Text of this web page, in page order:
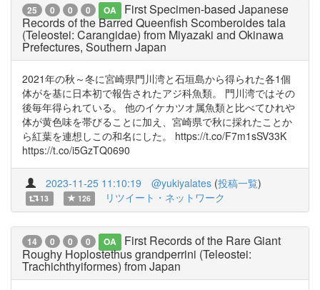
25 0 0 0 OA
First Specimen-based Japanese
Records of the Barred Queenfish Scomberoides tala
(Teleostei: Carangidae) from Miyazaki and Okinawa
Prefectures, Southern Japan
2021年の秋～冬に宮崎県門川湾と石垣島から得られた各1個
体がを基に日本初で報告されたアジ科魚類。 門川湾ではその
後毎年得られている。 他のイケカツオ属魚類と比べてひれや
体が黄色味を帯びることに加え、宮崎県で秋に採れたことか
ら紅葉を連想しこの和名にした。 https://t.co/F7m1sSV33K
https://t.co/i5GzTQ0690
2023-11-25 11:10:19 @yukiyalates (投稿一覧)
13 126 リツイート・ネットワーク
14 0 0 0 OA
First Records of the Rare Giant
Roughy Hoplostethus grandperrini (Teleostei:
Trachichthyiformes) from Japan